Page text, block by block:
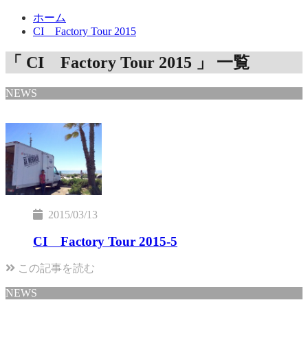
ホーム
CI Factory Tour 2015
「 CI Factory Tour 2015 」 一覧
NEWS
2015/03/13
CI Factory Tour 2015-5
この記事を読む
NEWS